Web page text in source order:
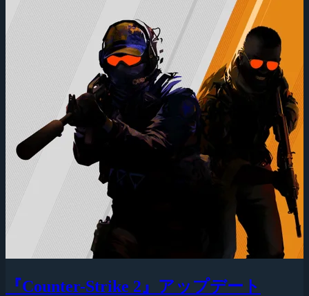
『Counter-Strike 2』アップデート